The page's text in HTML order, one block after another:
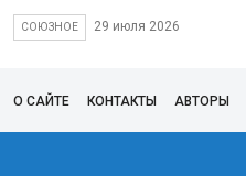
СОЮЗНОЕ 29 июля 2026
О САЙТЕ КОНТАКТЫ АВТОРЫ